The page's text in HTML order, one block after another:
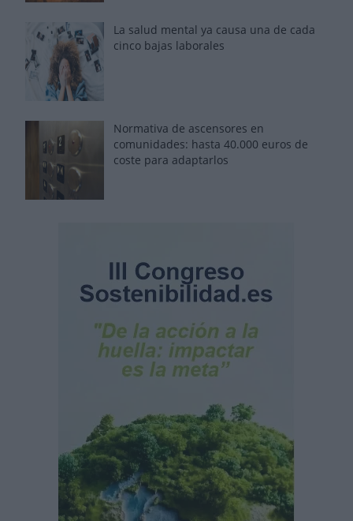
La salud mental ya causa una de cada
cinco bajas laborales
Normativa de ascensores en
comunidades: hasta 40.000 euros de
coste para adaptarlos